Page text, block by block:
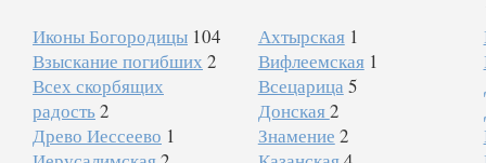
Иконы Богородицы 104 Ахтырская 1
Взыскание погибших 2 Вифлеемская 1
Всех скорбящих
радость2
Всецарица 5
Донская2
Древо Иессеево 1 Знамение 2